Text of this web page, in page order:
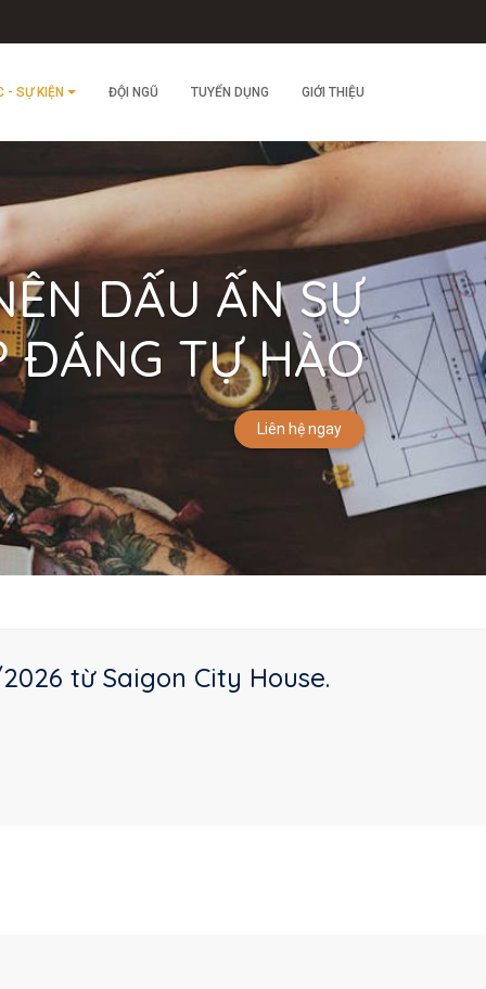
- SỰ KIỆN ĐỘI NGŨ TUYỂN DỤNG GIỚI THIỆU
DẤU ẤN SỰ
ĐÁNG TỰ HÀO
Liên hệ ngay
từ Saigon City House.